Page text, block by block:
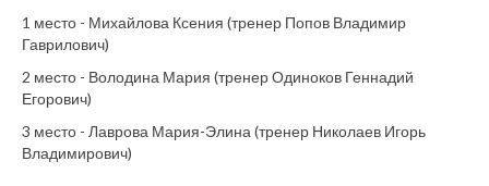
1 место - Михайлова Ксения (тренер Попов Владимир
Гаврилович)
2 место - Володина Мария (тренер Одиноков Геннадий
Егорович)
3 место - Лаврова Мария-Элина (тренер Николаев Игорь
Владимирович)